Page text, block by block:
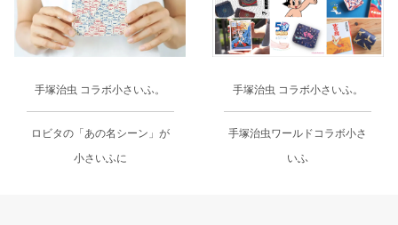
手塚治虫 コラボ小さいふ。
ロビタの「あの名シーン」が
小さいふに
手塚治虫 コラボ小さいふ。
手塚治虫ワールドコラボ小さ
いふ